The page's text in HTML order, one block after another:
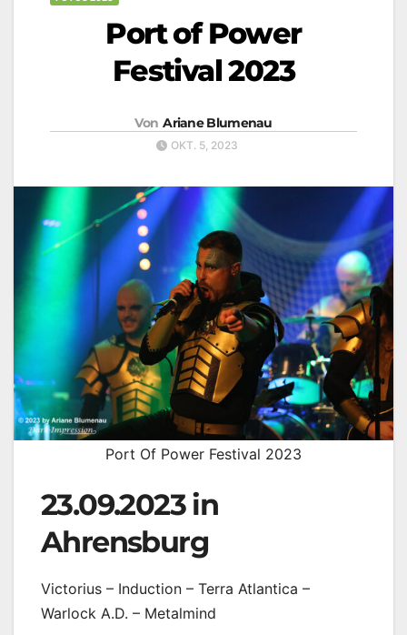
Port of Power
Festival 2023
Von Ariane Blumenau
OKT. 5, 2023
Port Of Power Festival 2023
23.09.2023 in
Ahrensburg
Victorius – Induction – Terra Atlantica –
Warlock A.D. – Metalmind